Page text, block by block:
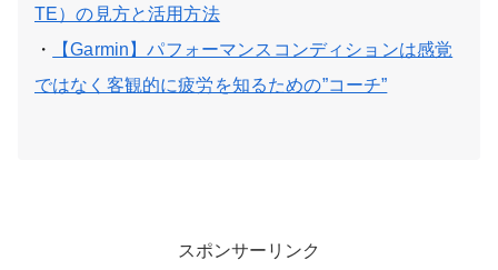
TE）の見方と活用方法
・
【Garmin】パフォーマンスコンディションは感覚
ではなく客観的に疲労を知るための”コーチ”
スポンサーリンク